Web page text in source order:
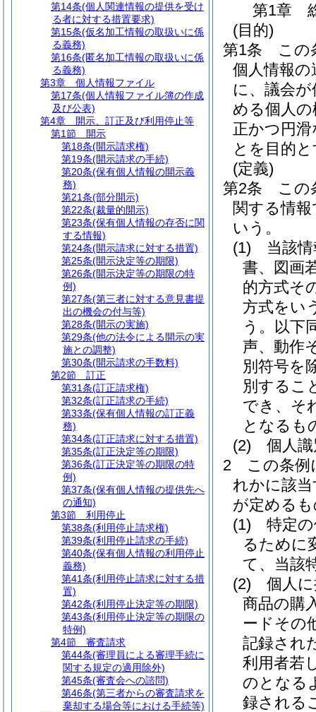
第1章
(目的)
第1条
この
個人情報
に、議会
める個人
正かつ円
とを目的
(定義)
第2条
この
関する情
いう。
(1)
当該
書、図画
的方式そ
方式をい
う。以下
声、動作
別符号を
別するこ
でき、そ
となるも
(2)
個人
2
この条例
れかに該
が定める
(1)
特定
るために
て、当該
(2)
個人
商品の購
ードその
記録され
利用者若
のとなる
録される
第14条(個人関連情報の提供を受け
る者に対する措置要求)
第15条(仮名加工情報の取扱いに係
る義務)
第16条(匿名加工情報の取扱いに係
る義務)
第3章
個人情報ファイル
第17条(個人情報ファイル簿の作成
及び公表)
第4章
開示、訂正及び利用停止等
第1節
開示
第18条(開示請求権)
第19条(開示請求の手続)
第20条(保有個人情報の開示義
務)
第21条(部分開示)
第22条(裁量的開示)
第23条(保有個人情報の存否に関
する情報)
第24条(開示請求に対する措置)
第25条(開示決定等の期限)
第26条(開示決定等の期限の特
例)
第27条(第三者に対する意見書提
出の機会の付与等)
第28条(開示の実施)
第29条(他の法令による開示の実
施との調整)
第30条(開示請求の手数料)
第2節
訂正
第31条(訂正請求権)
第32条(訂正請求の手続)
第33条(保有個人情報の訂正義
務)
第34条(訂正請求に対する措置)
第35条(訂正決定等の期限)
第36条(訂正決定等の期限の特
例)
第37条(保有個人情報の提供先へ
の通知)
第3節
利用停止
第38条(利用停止請求権)
第39条(利用停止請求の手続)
第40条(保有個人情報の利用停止
義務)
第41条(利用停止請求に対する措
置)
第42条(利用停止決定等の期限)
第43条(利用停止決定等の期限の
特例)
第4節
審査請求
第44条(審理員による審理手続に
関する規定の適用除外)
第45条(審査会への諮問)
第46条(第三者からの審査請求を
棄却する場合等における手続等)